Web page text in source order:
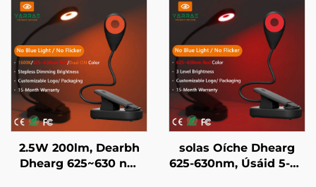
2.5W 200lm, Dearbh
Dhearg 625~630 nm
solas Oíche Dhearg
625-630nm, Úsáid 5-50